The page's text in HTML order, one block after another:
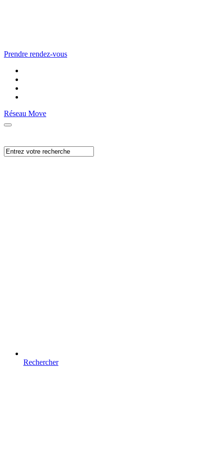
Prendre rendez-vous
Réseau Move
Rechercher